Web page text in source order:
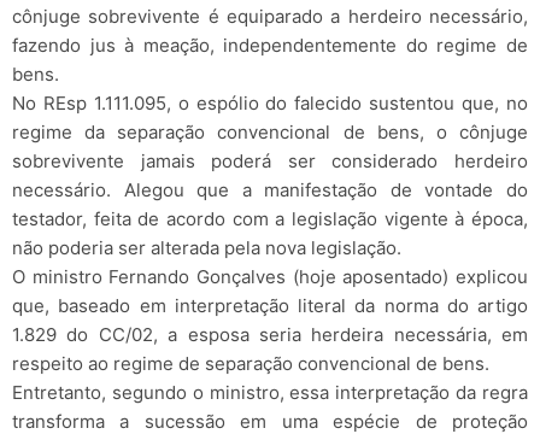
cônjuge sobrevivente é equiparado a herdeiro necessário,
fazendo jus à meação, independentemente do regime de
bens.
No REsp 1.111.095, o espólio do falecido sustentou que, no
regime da separação convencional de bens, o cônjuge
sobrevivente jamais poderá ser considerado herdeiro
necessário. Alegou que a manifestação de vontade do
testador, feita de acordo com a legislação vigente à época,
não poderia ser alterada pela nova legislação.
O ministro Fernando Gonçalves (hoje aposentado) explicou
que, baseado em interpretação literal da norma do artigo
1.829 do CC/02, a esposa seria herdeira necessária, em
respeito ao regime de separação convencional de bens.
Entretanto, segundo o ministro, essa interpretação da regra
transforma a sucessão em uma espécie de proteção